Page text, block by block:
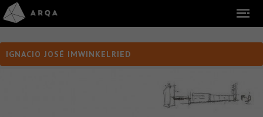
IGNACIO JOSÉ IMWINKELRIED